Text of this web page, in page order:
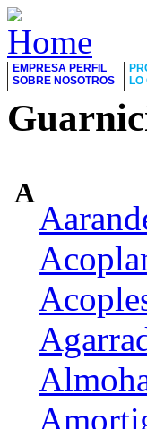
EMPRESA PERFIL
SOBRE NOSOTROS
LO
A